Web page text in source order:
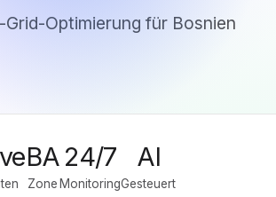
Optimierung für Bosnien
BA
Zone
24/7
Monitoring
AI
Gesteuert